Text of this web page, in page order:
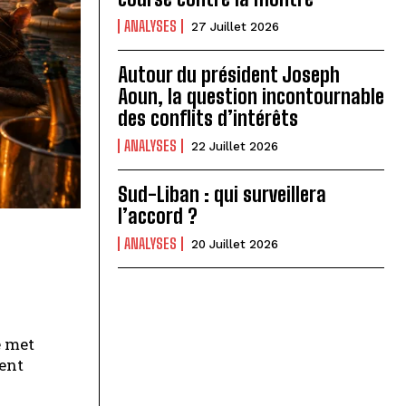
met
ANALYSES 27 Juillet 2026
Autour du président Joseph
Aoun, la question incontournable
des conflits d’intérêts
ANALYSES 22 Juillet 2026
Sud-Liban : qui surveillera
l’accord ?
ANALYSES 20 Juillet 2026